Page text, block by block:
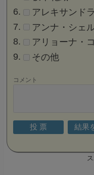
アレキサンド
アンナ・シェ
アリョーナ・
その他
コメント